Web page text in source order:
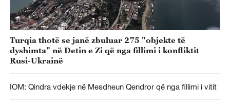
Turqia thotë se janë zbuluar 275 "objekte të
dyshimta" në Detin e Zi që nga fillimi i konfliktit
Rusi-Ukrainë
IOM: Qindra vdekje në Mesdheun Qendror që nga fillimi i vitit